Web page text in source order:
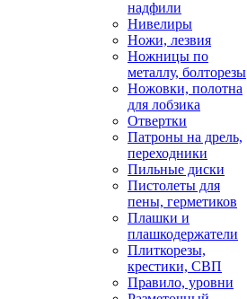
надфили
Нивелиры
Ножи, лезвия
Ножницы по
металлу, болторезы
Ножовки, полотна
для лобзика
Отвертки
Патроны на дрель,
переходники
Пильные диски
Пистолеты для
пены, герметиков
Плашки и
плашкодержатели
Плиткорезы,
крестики, СВП
Правило, уровни